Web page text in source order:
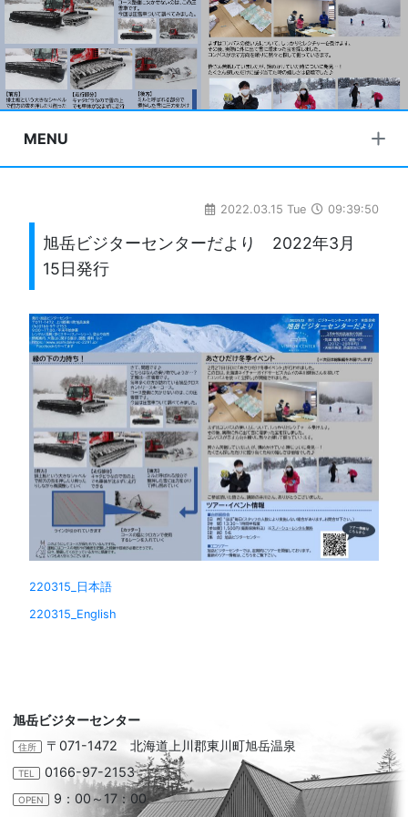
MENU
2022.03.15 Tue 09:39:50
旭岳ビジターセンターだより 2022年3月
15日発行
220315_日本語
220315_English
旭岳ビジターセンター
住所 〒071-1472 北海道上川郡東川町旭岳温泉
TEL 0166-97-2153
OPEN 9：00～17：00